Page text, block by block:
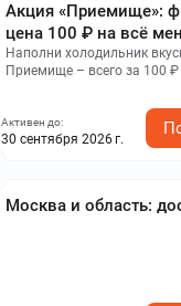
Акция «Приемище»:
цена 100 ₽ на всё
Наполни холодильник
Приемище – всего за 100
Активен до:
30 сентября 2026 г.
Москва и область: